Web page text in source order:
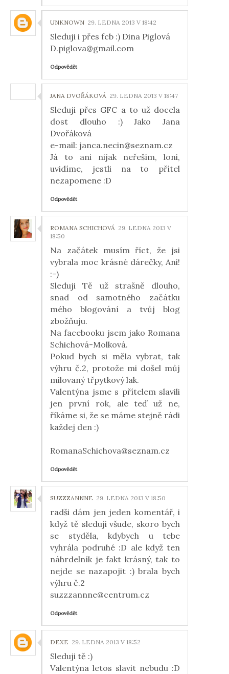
UNKNOWN 29. LEDNA 2013 V 18:42
Sleduji i přes fcb :) Dina Piglová
D.piglova@gmail.com
Odpovědět
JANA DVOŘÁKOVÁ 29. LEDNA 2013 V 18:47
Sleduji přes GFC a to už docela
dost dlouho :) Jako Jana
Dvořáková
e-mail: janca.necin@seznam.cz
Já to ani nijak neřeším, loni,
uvidíme, jestli na to přítel
nezapomene :D
Odpovědět
ROMANA SCHICHOVÁ 29. LEDNA 2013 V
18:50
Na začátek musím říct, že jsi
vybrala moc krásné dárečky, Ani!
:-)
Sleduji Tě už strašně dlouho,
snad od samotného začátku
mého blogování a tvůj blog
zbožňuju.
Na facebooku jsem jako Romana
Schichová-Molková.
Pokud bych si měla vybrat, tak
výhru č.2, protože mi došel můj
milovaný třpytkový lak.
Valentýna jsme s přítelem slavili
jen první rok, ale teď už ne,
říkáme si, že se máme stejně rádi
každej den :)
RomanaSchichova@seznam.cz
Odpovědět
SUZZZANNNE 29. LEDNA 2013 V 18:50
radši dám jen jeden komentář, i
když tě sleduji všude, skoro bych
se styděla, kdybych u tebe
vyhrála podruhé :D ale když ten
náhrdelník je fakt krásný, tak to
nejde se nazapojit :) brala bych
výhru č.2
suzzzannne@centrum.cz
Odpovědět
DEXE 29. LEDNA 2013 V 18:52
Sleduji tě :)
Valentýna letos slavit nebudu :D